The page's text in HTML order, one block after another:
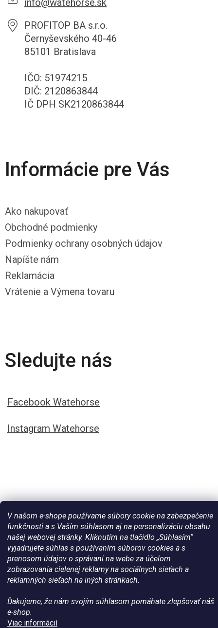
V našom e-shope používame súbory cookie na zabezpečenie
funkčnosti a s Vaším súhlasom aj na personalizáciu obsahu
našej webovej stránky. Kliknutím na tlačidlo „Súhlasím“
vyjadrujete súhlas s používaním súborov cookies a s
prenosom údajov o správaní na webe za účelom
zobrazovania cielenej reklamy na sociálnych sieťach a
reklamných sieťach na iných stránkach.
Ďakujeme, že nám svojím súhlasom pomáhate zlepšovať náš
e-shop.
Viac informácií
info@watehorse.sk
PROFITOP BA s.r.o.
Černyševského 40-46
85101 Bratislava
IČO: 51974215
DIČ: 2120863844
IČ DPH SK2120863844
Informácie pre Vás
Ako nakupovať
Obchodné podmienky
Podmienky ochrany osobných údajov
Napíšte nám
Reklamácia
Vrátenie a Výmena tovaru
Sledujte nás
Facebook Watehorse
Instagram Watehorse
Vytvoril Shoptet
Copyright 2026 Všetko pre vaše kone - WateHorse.sk
práva vyhradené.